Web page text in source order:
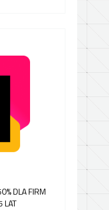
DLA FIRM
LAT